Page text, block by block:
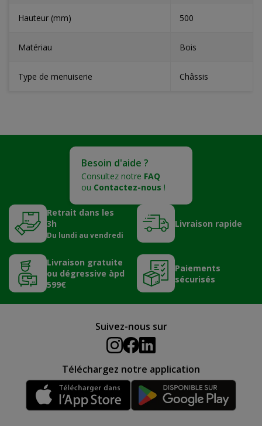
Hauteur (mm) 500
Matériau Bois
Type de menuiserie Châssis
Besoin d'aide ?
Consultez notre FAQ
ou Contactez-nous !
Retrait dans les
3h
Du lundi au vendredi
Livraison rapide
Livraison gratuite
ou dégressive àpd
599€
Paiements
sécurisés
Suivez-nous sur
Téléchargez notre application